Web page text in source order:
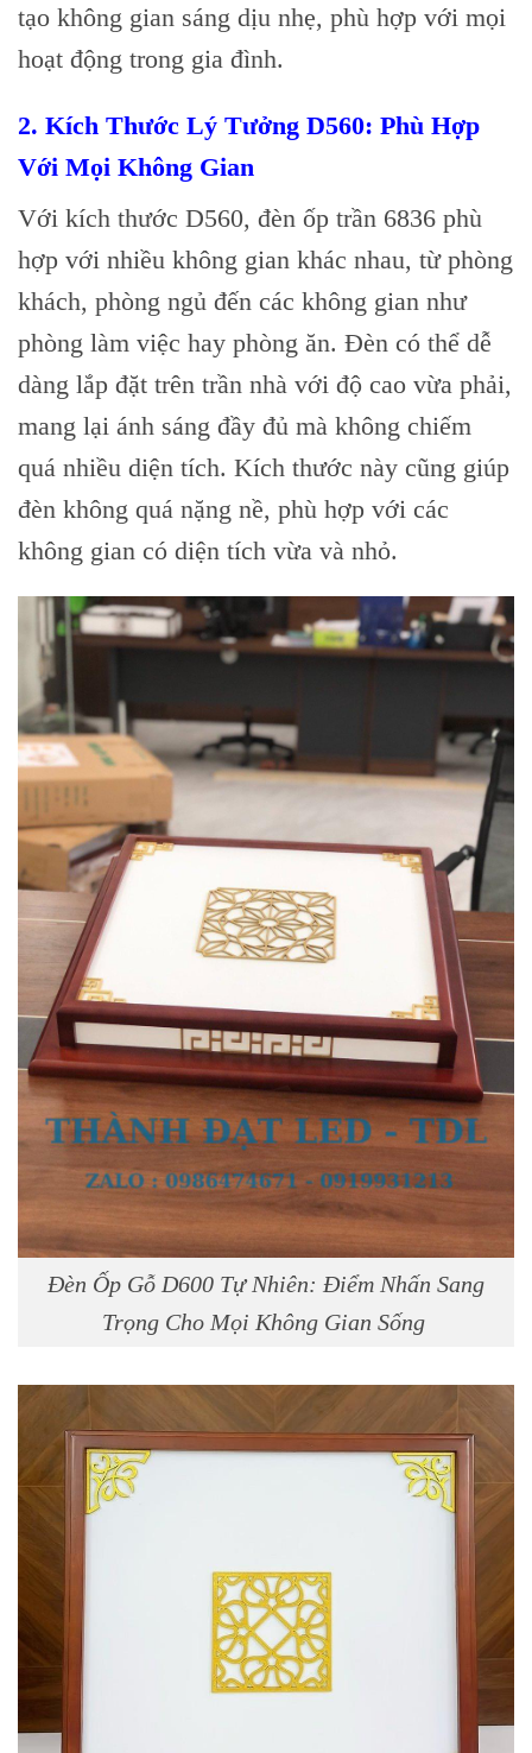
tạo không gian sáng dịu nhẹ, phù hợp với mọi
hoạt động trong gia đình.
2. Kích Thước Lý Tưởng D560: Phù Hợp
Với Mọi Không Gian
Với kích thước D560, đèn ốp trần 6836 phù
hợp với nhiều không gian khác nhau, từ phòng
khách, phòng ngủ đến các không gian như
phòng làm việc hay phòng ăn. Đèn có thể dễ
dàng lắp đặt trên trần nhà với độ cao vừa phải,
mang lại ánh sáng đầy đủ mà không chiếm
quá nhiều diện tích. Kích thước này cũng giúp
đèn không quá nặng nề, phù hợp với các
không gian có diện tích vừa và nhỏ.
Đèn Ốp Gỗ D600 Tự Nhiên: Điểm Nhấn Sang
Trọng Cho Mọi Không Gian Sống